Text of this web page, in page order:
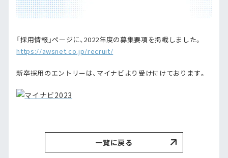
「採用情報」ページに、2022年度の募集要項を掲載しました。
https://awsnet.co.jp/recruit/
新卒採用のエントリーは、マイナビより受け付けております。
一覧に戻る